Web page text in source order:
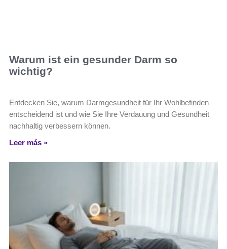
Warum ist ein gesunder Darm so
wichtig?
Entdecken Sie, warum Darmgesundheit für Ihr Wohlbefinden
entscheidend ist und wie Sie Ihre Verdauung und Gesundheit
nachhaltig verbessern können.
Leer más »